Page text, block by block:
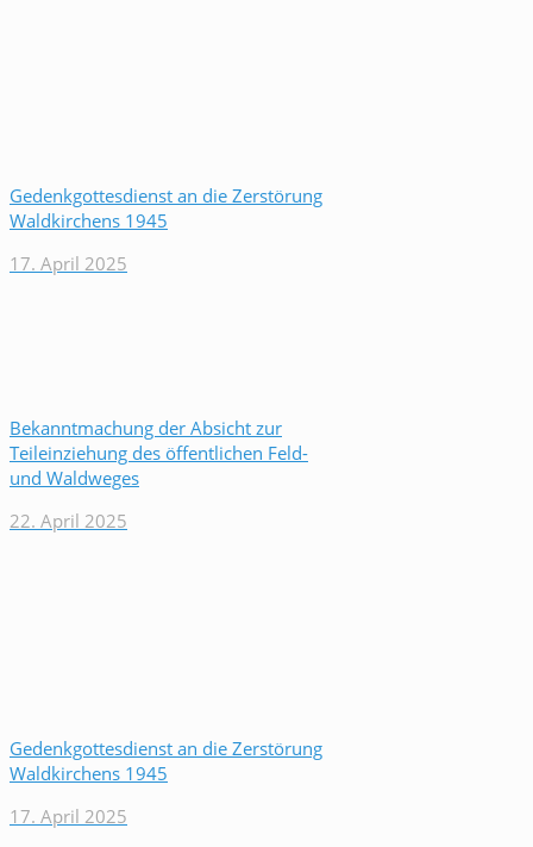
Gedenkgottesdienst an die Zerstörung
Waldkirchens 1945
17. April 2025
Bekanntmachung der Absicht zur
Teileinziehung des öffentlichen Feld-
und Waldweges
22. April 2025
Gedenkgottesdienst an die Zerstörung
Waldkirchens 1945
17. April 2025